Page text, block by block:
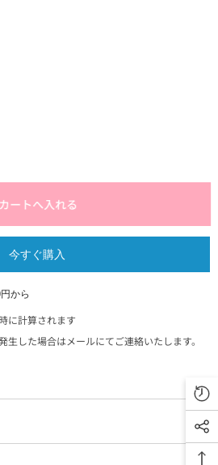
カートへ入れる
今すぐ購入
から
に計算されます
生した場合はメールにてご連絡いたします。